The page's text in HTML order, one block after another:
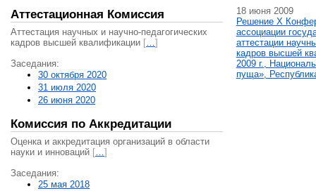
Аттестационная Комиссия
Аттестация научных и научно-педагогических
кадров высшей квалификации […]
Заседания:
30 октября 2020
31 июля 2020
26 июня 2020
Комиссия по Аккредитации
Оценка и аккредитация организаций в области
науки и инноваций […]
Заседания:
25 мая 2018
18 июня 2009
Решение X
ассоциации
аттестации
кадров высшей
2009 г.,
пуща»,